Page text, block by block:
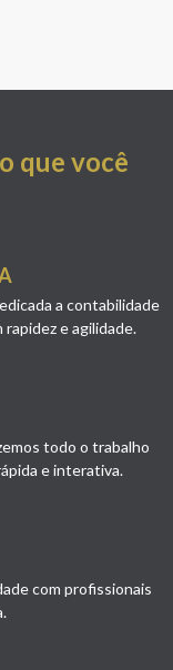
que você
a contabilidade
e agilidade.
todo o trabalho
e interativa.
com profissionais